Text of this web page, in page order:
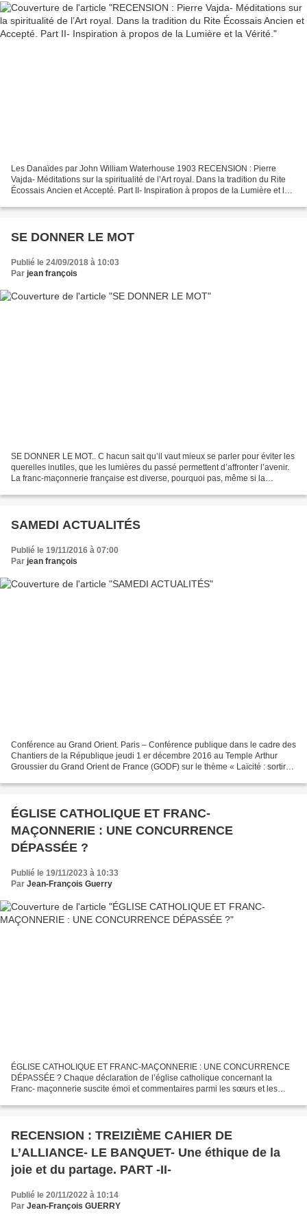
Les Danaïdes par John William Waterhouse 1903 RECENSION : Pierre
Vajda- Méditations sur la spiritualité de l’Art royal. Dans la tradition du Rite
Écossais Ancien et Accepté. Part II- Inspiration à propos de la Lumière et la
SE DONNER LE MOT
Publié le 24/09/2018 à 10:03
Par jean françois
SE DONNER LE MOT.. C hacun sait qu’il vaut mieux se parler pour éviter les
querelles inutiles, que les lumières du passé permettent d’affronter l’avenir.
La franc-maçonnerie française est diverse, pourquoi pas, même si la
SAMEDI ACTUALITÉS
Publié le 19/11/2016 à 07:00
Par jean françois
Conférence au Grand Orient. Paris – Conférence publique dans le cadre des
Chantiers de la République jeudi 1 er décembre 2016 au Temple Arthur
Groussier du Grand Orient de France (GODF) sur le thème « Laïcité : sortir
ÉGLISE CATHOLIQUE ET FRANC-
MAÇONNERIE : UNE CONCURRENCE
DÉPASSÉE ?
Publié le 19/11/2023 à 10:33
Par Jean-François Guerry
ÉGLISE CATHOLIQUE ET FRANC-MAÇONNERIE : UNE CONCURRENCE
DÉPASSÉE ? Chaque déclaration de l’église catholique concernant la
Franc- maçonnerie suscite émoi et commentaires parmi les sœurs et les
RECENSION : TREIZIÈME CAHIER DE
L’ALLIANCE- LE BANQUET- Une éthique de la
joie et du partage. PART -II-
Publié le 20/11/2022 à 10:14
Par Jean-François GUERRY